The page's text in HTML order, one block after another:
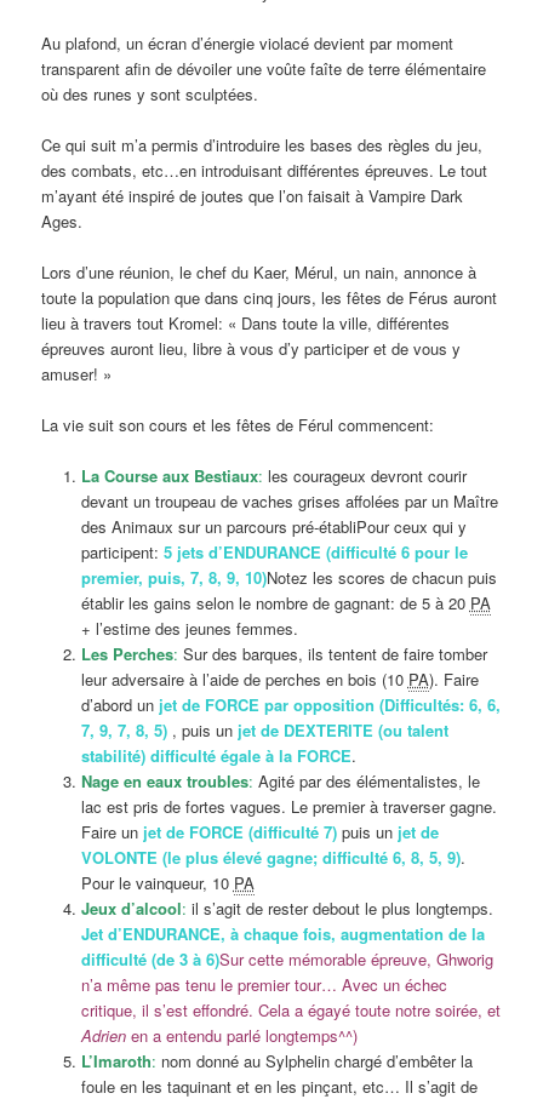
Au plafond, un écran d’énergie violacé devient par moment
transparent afin de dévoiler une voûte faîte de terre élémentaire
où des runes y sont sculptées.
Ce qui suit m’a permis d’introduire les bases des règles du jeu,
des combats, etc…en introduisant différentes épreuves. Le tout
m’ayant été inspiré de joutes que l’on faisait à Vampire Dark
Ages.
Lors d’une réunion, le chef du Kaer, Mérul, un nain, annonce à
toute la population que dans cinq jours, les fêtes de Férus auront
lieu à travers tout Kromel: « Dans toute la ville, différentes
épreuves auront lieu, libre à vous d’y participer et de vous y
amuser! »
La vie suit son cours et les fêtes de Férul commencent:
La Course aux Bestiaux: les courageux devront courir
devant un troupeau de vaches grises affolées par un Maître
des Animaux sur un parcours pré-établiPour ceux qui y
participent: 5 jets d’ENDURANCE (difficulté 6 pour le
premier, puis, 7, 8, 9, 10)Notez les scores de chacun puis
établir les gains selon le nombre de gagnant: de 5 à 20 PA
+ l’estime des jeunes femmes.
Les Perches: Sur des barques, ils tentent de faire tomber
leur adversaire à l’aide de perches en bois (10 PA). Faire
d’abord un jet de FORCE par opposition (Difficultés: 6, 6,
7, 9, 7, 8, 5) , puis un jet de DEXTERITE (ou talent
stabilité) difficulté égale à la FORCE.
Nage en eaux troubles: Agité par des élémentalistes, le
lac est pris de fortes vagues. Le premier à traverser gagne.
Faire un jet de FORCE (difficulté 7) puis un jet de
VOLONTE (le plus élevé gagne; difficulté 6, 8, 5, 9).
Pour le vainqueur, 10 PA
Jeux d’alcool: il s’agit de rester debout le plus longtemps.
Jet d’ENDURANCE, à chaque fois, augmentation de la
difficulté (de 3 à 6)Sur cette mémorable épreuve, Ghworig
n’a même pas tenu le premier tour… Avec un échec
critique, il s’est effondré. Cela a égayé toute notre soirée, et
Adrienen a entendu parlé longtemps^^)
L’Imaroth: nom donné au Sylphelin chargé d’embêter la
foule en les taquinant et en les pinçant, etc… Il s’agit de